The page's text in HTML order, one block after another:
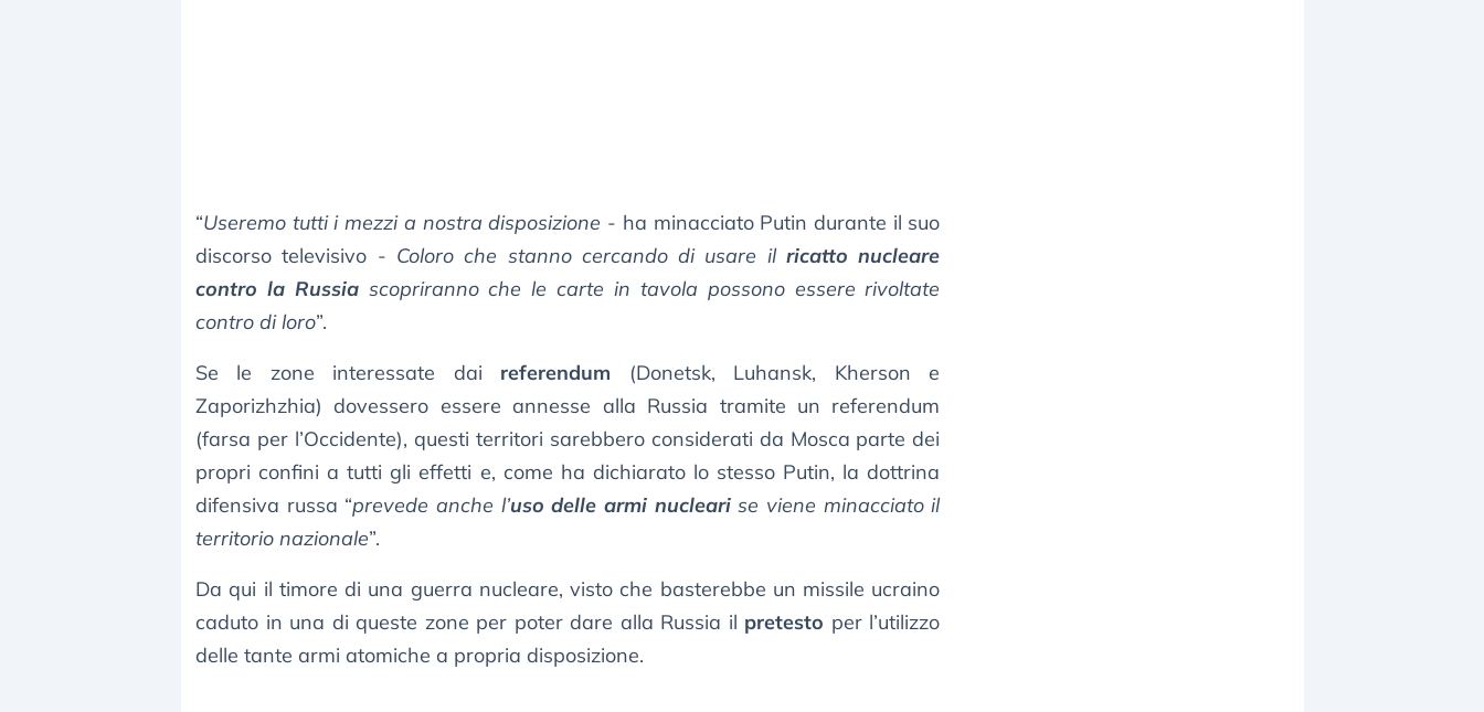
“Useremo tutti i mezzi a nostra disposizione - ha minacciato Putin durante il suo
discorso televisivo - Coloro che stanno cercando di usare ilricatto nucleare
contro la Russiascopriranno che le carte in tavola possono essere rivoltate
contro di loro”.
Se le zone interessate dai referendum (Donetsk, Luhansk, Kherson e
Zaporizhzhia) dovessero essere annesse alla Russia tramite un referendum
(farsa per l’Occidente), questi territori sarebbero considerati da Mosca parte dei
propri confini a tutti gli effetti e, come ha dichiarato lo stesso Putin, la dottrina
difensiva russa “prevede anche l’uso delle armi nuclearise viene minacciato il
territorio nazionale”.
Da qui il timore di una guerra nucleare, visto che basterebbe un missile ucraino
caduto in una di queste zone per poter dare alla Russia il pretesto per l’utilizzo
delle tante armi atomiche a propria disposizione.